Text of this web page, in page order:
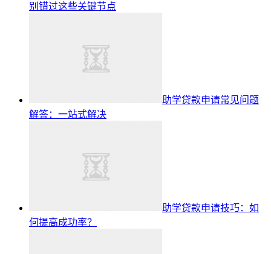
别错过这些关键节点
助学贷款申请常见问题
解答：一站式解决
助学贷款申请技巧：如
何提高成功率？